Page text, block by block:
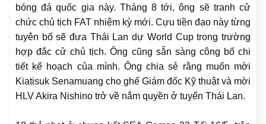
bóng đá quốc gia này. Tháng 8 tới, ông sẽ tranh cử
chức chủ tịch FAT nhiệm kỳ mới. Cựu tiền đạo này từng
tuyên bố sẽ đưa Thái Lan dự World Cup trong trường
hợp đắc cử chủ tịch. Ông cũng sẵn sàng công bố chi
tiết kế hoạch của mình. Ông chia sẻ rằng muốn mời
Kiatisuk Senamuang cho ghế Giám đốc Kỹ thuật và mời
HLV Akira Nishino trở về nắm quyền ở tuyển Thái Lan.